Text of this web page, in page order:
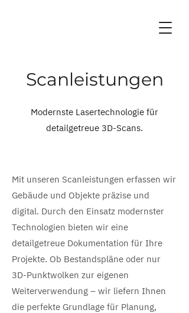
Scanleistungen
Modernste Lasertechnologie für
detailgetreue 3D-Scans.
Mit unseren Scanleistungen erfassen wir
Gebäude und Objekte präzise und
digital. Durch den Einsatz modernster
Technologien bieten wir eine
detailgetreue Dokumentation für Ihre
Projekte. Ob Bestandspläne oder nur
3D-Punktwolken zur eigenen
Weiterverwendung – wir liefern Ihnen
die perfekte Grundlage für Planung,